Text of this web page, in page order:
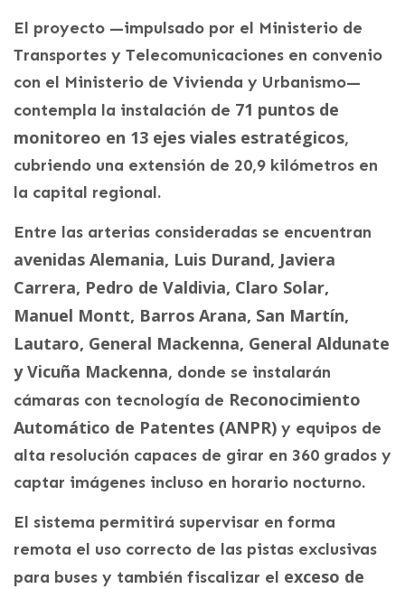
El proyecto —impulsado por el Ministerio de
Transportes y Telecomunicaciones en convenio
con el Ministerio de Vivienda y Urbanismo—
contempla la instalación de 71 puntos de
monitoreo en 13 ejes viales estratégicos,
cubriendo una extensión de 20,9 kilómetros en
la capital regional.
Entre las arterias consideradas se encuentran
avenidas Alemania, Luis Durand, Javiera
Carrera, Pedro de Valdivia, Claro Solar,
Manuel Montt, Barros Arana, San Martín,
Lautaro, General Mackenna, General Aldunate
y Vicuña Mackenna, donde se instalarán
cámaras con tecnología de Reconocimiento
Automático de Patentes (ANPR) y equipos de
alta resolución capaces de girar en 360 grados y
captar imágenes incluso en horario nocturno.
El sistema permitirá supervisar en forma
remota el uso correcto de las pistas exclusivas
para buses y también fiscalizar el exceso de